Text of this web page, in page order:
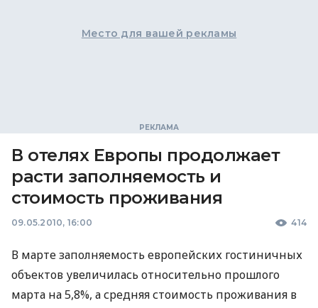
Место для вашей рекламы
В отелях Европы продолжает
расти заполняемость и
стоимость проживания
09.05.2010, 16:00 414
В марте заполняемость европейских гостиничных
объектов увеличилась относительно прошлого
марта на 5,8%, а средняя стоимость проживания в